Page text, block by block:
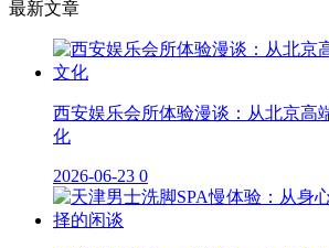
最新文章
西安娱乐会所体验漫谈：从北京高
化
2026-06-23 0